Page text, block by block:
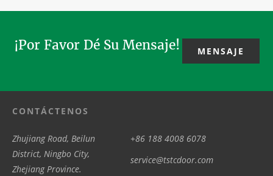
¡Por Favor Dé Su Mensaje! MENSAJE
CONTÁCTENOS
Zhujiang Road, Beilun
District, Ningbo City,
Zhejiang Province.
+86 188 4008 6078
service@tstcdoor.com